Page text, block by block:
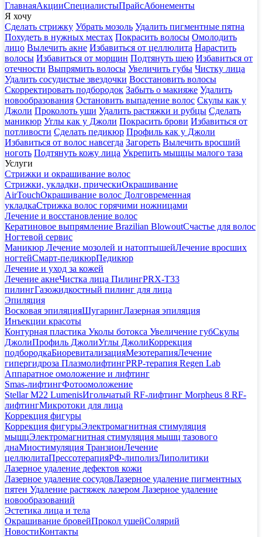
ГлавнаяАкцииСпециалистыПрайсАбонементы
Я хочу
Сделать стрижку Убрать мозоль Удалить пигментные пятна
Похудеть в нужных местах Покрасить волосы Омолодить
лицо Вылечить акне Избавиться от целлюлита Нарастить
волосы Избавиться от морщин Подтянуть шею Избавиться от
отечности Выпрямить волосы Увеличить губы Чистку лица
Удалить сосудистые звездочки Восстановить волосы
Скорректировать подбородок Забыть о макияже Удалить
новообразования Остановить выпадение волос Скулы как у
Джоли Проколоть уши Удалить растяжки и рубцы Сделать
маникюр Углы как у Джоли Покрасить брови Избавиться от
потливости Сделать педикюр Профиль как у Джоли
Избавиться от волос навсегда Загореть Вылечить вросший
ноготь Подтянуть кожу лица Укрепить мыщцы малого таза
Услуги
Стрижки и окрашивание волос
Стрижки, укладки, прическиОкрашивание
AirTouchОкрашивание волос Долговременная
укладкаСтрижка волос горячими ножницами
Лечение и восстановление волос
Кератиновое выпрямление Brazilian BlowoutСчастье для волос
Ногтевой сервис
Маникюр Лечение мозолей и натоптышейЛечение вросших
ногтейСмарт-педикюрПедикюр
Лечение и уход за кожей
Лечение акнеЧистка лица ПилингPRX-T33
пилингГазожидкостный пилинг для лица
Эпиляция
Восковая эпиляцияШугарингЛазерная эпиляция
Инъекции красоты
Контурная пластика Уколы ботокса Увеличение губСкулы
ДжолиПрофиль ДжолиУглы ДжолиКоррекция
подбородкаБиоревитализацияМезотерапияЛечение
гипергидроза ПлазмолифтингPRP-терапия Regen Lab
Аппаратное омоложение и лифтинг
Smas-лифтингФотоомоложение
Stellar M22 LumenisИгольчатый RF-лифтинг Morpheus 8 RF-
лифтингМикротоки для лица
Коррекция фигуры
Коррекция фигурыЭлектромагнитная стимуляция
мышцЭлектромагнитная стимуляция мышц тазового
днаМиостимуляция ТранзионЛечение
целлюлитаПрессотерапияРФ-липолизЛиполитики
Лазерное удаление дефектов кожи
Лазерное удаление сосудовЛазерное удаление пигментных
пятен Удаление растяжек лазером Лазерное удаление
новообразований
Эстетика лица и тела
Окрашивание бровейПрокол ушейСолярий
НовостиКонтакты